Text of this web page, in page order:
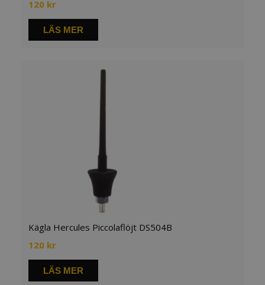
120 kr
LÄS MER
Kägla Hercules Piccolaflöjt DS504B
120 kr
LÄS MER